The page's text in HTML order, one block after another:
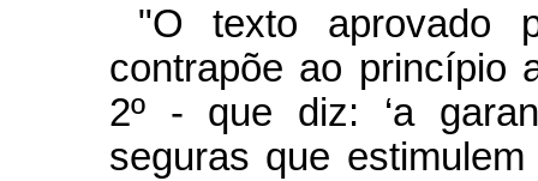
"O texto aprovado
contrapõe ao princípio
2º - que diz: ‘a
seguras que